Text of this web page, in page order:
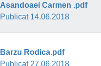
Asandoaei Carmen .pdf
Publicat 14.06.2018
Barzu Rodica.pdf
Publicat 27.06.2018